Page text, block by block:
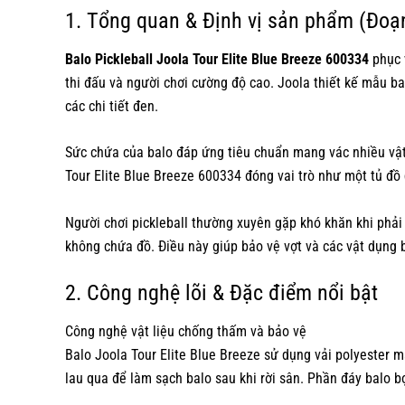
1. Tổng quan & Định vị sản phẩm
Balo Pickleball Joola Tour Elite Blue Breeze 600334
thi đấu và người chơi cường độ cao. Joola thiết kế mẫu
các chi tiết đen.
Sức chứa của balo đáp ứng tiêu chuẩn mang vác nhiều
Tour Elite Blue Breeze 600334 đóng vai trò như một tủ
Người chơi pickleball thường xuyên gặp khó khăn khi
không chứa đồ. Điều này giúp bảo vệ vợt và các vật
2. Công nghệ lõi & Đặc điểm nổi bật
Công nghệ vật liệu chống thấm và bảo vệ
Balo Joola Tour Elite Blue Breeze sử dụng vải polyester
lau qua để làm sạch balo sau khi rời sân. Phần đáy balo